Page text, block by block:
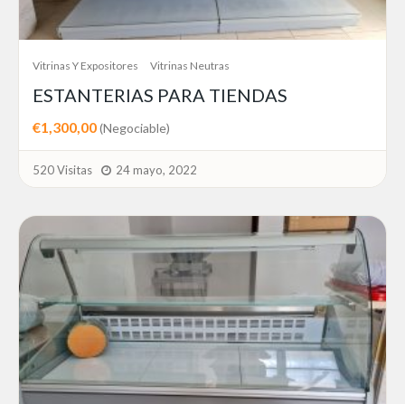
Vitrinas Y Expositores Vitrinas Neutras
ESTANTERIAS PARA TIENDAS
€1,300,00(Negociable)
520 Visitas 24 mayo, 2022